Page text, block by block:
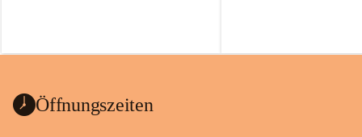
können ab 1. September wieder heimische
Vielfalt in Gärten bringen und zugleich
Öffnungszeiten